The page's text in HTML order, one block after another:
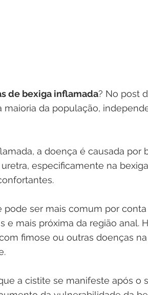
de bexiga inflamada? No post
da população,
a doença é causada por
especificamente na
ser mais comum por
e mais próxima da região anal.
fimose ou outras doenças
a cistite se manifeste após o